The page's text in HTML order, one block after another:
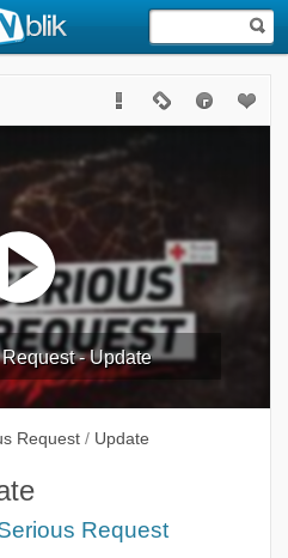
- Update
Request / Update
Request